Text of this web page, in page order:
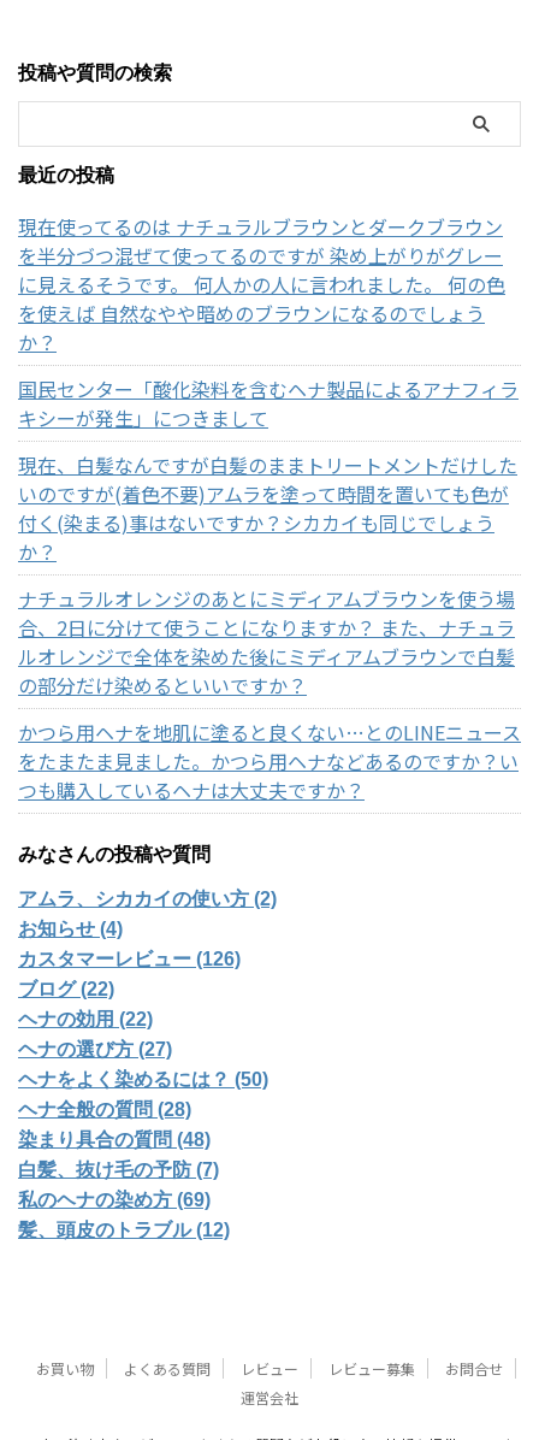
投稿や質問の検索
最近の投稿
現在使ってるのは ナチュラルブラウンとダークブラウン
を半分づつ混ぜて使ってるのですが 染め上がりがグレー
に見えるそうです。 何人かの人に言われました。 何の色
を使えば 自然なやや暗めのブラウンになるのでしょう
か？
国民センター「酸化染料を含むヘナ製品によるアナフィラ
キシーが発生」につきまして
現在、白髪なんですが白髪のままトリートメントだけした
いのですが(着色不要)アムラを塗って時間を置いても色が
付く(染まる)事はないですか？シカカイも同じでしょう
か？
ナチュラルオレンジのあとにミディアムブラウンを使う場
合、2日に分けて使うことになりますか？ また、ナチュラ
ルオレンジで全体を染めた後にミディアムブラウンで白髪
の部分だけ染めるといいですか？
かつら用ヘナを地肌に塗ると良くない…とのLINEニュース
をたまたま見ました。かつら用ヘナなどあるのですか？い
つも購入しているヘナは大丈夫ですか？
みなさんの投稿や質問
アムラ、シカカイの使い方 (2)
お知らせ (4)
カスタマーレビュー (126)
ブログ (22)
ヘナの効用 (22)
ヘナの選び方 (27)
ヘナをよく染めるには？ (50)
ヘナ全般の質問 (28)
染まり具合の質問 (48)
白髪、抜け毛の予防 (7)
私のヘナの染め方 (69)
髪、頭皮のトラブル (12)
お買い物 よくある質問 レビュー レビュー募集
お問合せ
運営会社